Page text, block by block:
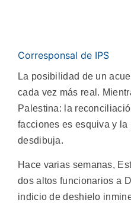
Corresponsal de IPS
La posibilidad de un
cada vez más real.
Palestina: la
facciones es esquiva y
desdibuja.
Hace varias semanas,
dos altos funcionarios a
indicio de deshielo